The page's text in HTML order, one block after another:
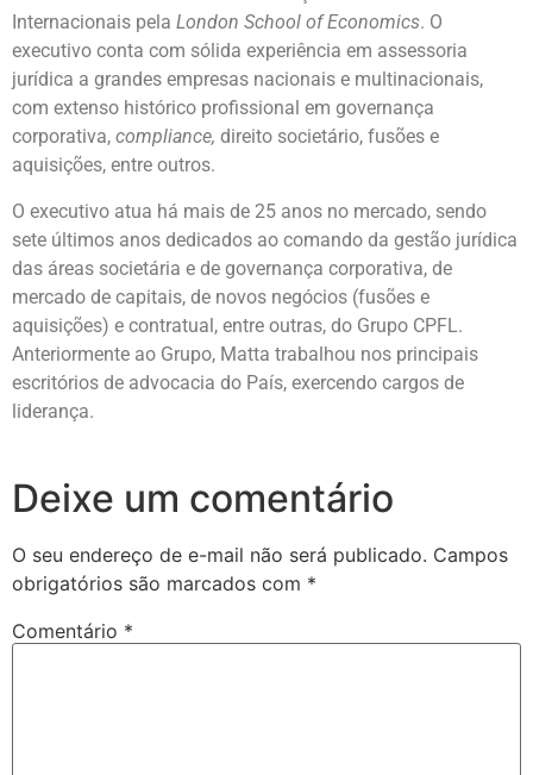
Internacionais pela London School of Economics. O
executivo conta com sólida experiência em assessoria
jurídica a grandes empresas nacionais e multinacionais,
com extenso histórico profissional em governança
corporativa, compliance, direito societário, fusões e
aquisições, entre outros.
O executivo atua há mais de 25 anos no mercado, sendo
sete últimos anos dedicados ao comando da gestão jurídica
das áreas societária e de governança corporativa, de
mercado de capitais, de novos negócios (fusões e
aquisições) e contratual, entre outras, do Grupo CPFL.
Anteriormente ao Grupo, Matta trabalhou nos principais
escritórios de advocacia do País, exercendo cargos de
liderança.
Deixe um comentário
O seu endereço de e-mail não será publicado. Campos
obrigatórios são marcados com *
Comentário *